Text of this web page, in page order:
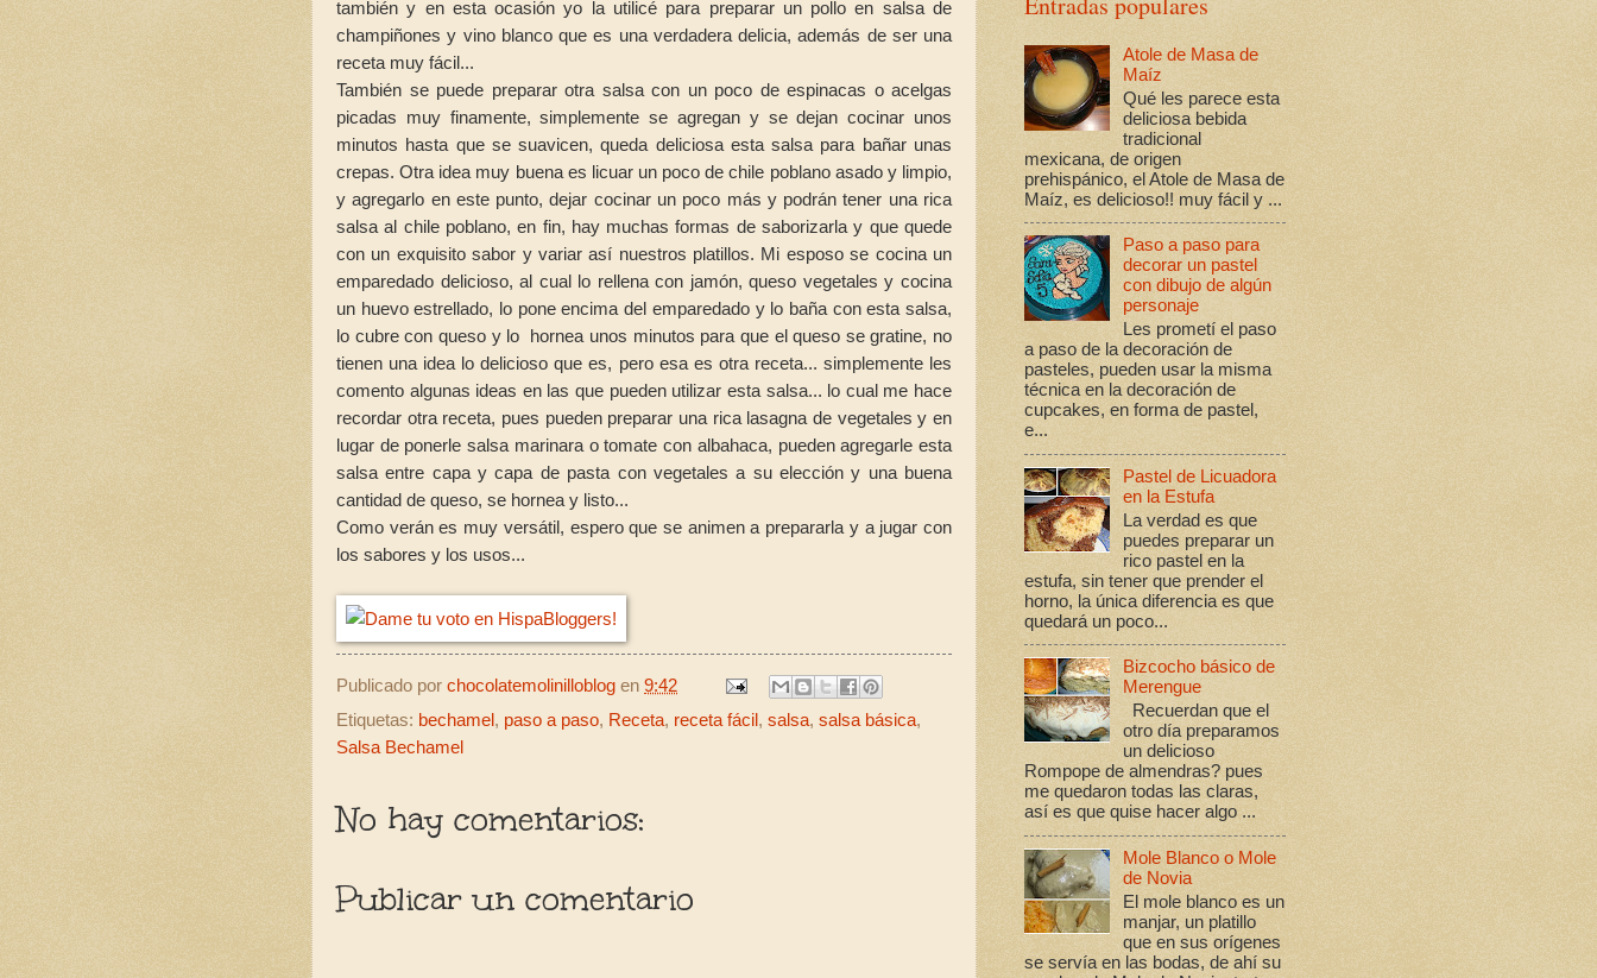
también y en esta ocasión yo la utilicé para preparar un pollo en salsa de
champiñones y vino blanco que es una verdadera delicia, además de ser una
receta muy fácil...
También se puede preparar otra salsa con un poco de espinacas o acelgas
picadas muy finamente, simplemente se agregan y se dejan cocinar unos
minutos hasta que se suavicen, queda deliciosa esta salsa para bañar unas
crepas. Otra idea muy buena es licuar un poco de chile poblano asado y limpio,
y agregarlo en este punto, dejar cocinar un poco más y podrán tener una rica
salsa al chile poblano, en fin, hay muchas formas de saborizarla y que quede
con un exquisito sabor y variar así nuestros platillos. Mi esposo se cocina un
emparedado delicioso, al cual lo rellena con jamón, queso vegetales y cocina
un huevo estrellado, lo pone encima del emparedado y lo baña con esta salsa,
lo cubre con queso y lo hornea unos minutos para que el queso se gratine, no
tienen una idea lo delicioso que es, pero esa es otra receta... simplemente les
comento algunas ideas en las que pueden utilizar esta salsa... lo cual me hace
recordar otra receta, pues pueden preparar una rica lasagna de vegetales y en
lugar de ponerle salsa marinara o tomate con albahaca, pueden agregarle esta
salsa entre capa y capa de pasta con vegetales a su elección y una buena
cantidad de queso, se hornea y listo...
Como verán es muy versátil, espero que se animen a prepararla y a jugar con
los sabores y los usos...
Publicado por chocolatemolinilloblog en 9:42
Etiquetas: bechamel , paso a paso, Receta, receta fácil , salsa, salsa básica,
Salsa Bechamel
No hay comentarios:
Publicar un comentario
Atole de Masa de
Maíz
Qué les parece esta
deliciosa bebida
tradicional
mexicana, de origen
prehispánico, el Atole de Masa de
Maíz, es delicioso!! muy fácil y ...
Paso a paso para
decorar un pastel
con dibujo de algún
personaje
Les prometí el paso
a paso de la decoración de
pasteles, pueden usar la misma
técnica en la decoración de
cupcakes, en forma de pastel,
e...
Pastel de Licuadora
en la Estufa
La verdad es que
puedes preparar un
rico pastel en la
estufa, sin tener que prender el
horno, la única diferencia es que
quedará un poco...
Bizcocho básico de
Merengue
Recuerdan que el
otro día preparamos
un delicioso
Rompope de almendras? pues
me quedaron todas las claras,
así es que quise hacer algo ...
Mole Blanco o Mole
de Novia
El mole blanco es un
manjar, un platillo
que en sus orígenes
se servía en las bodas, de ahí su